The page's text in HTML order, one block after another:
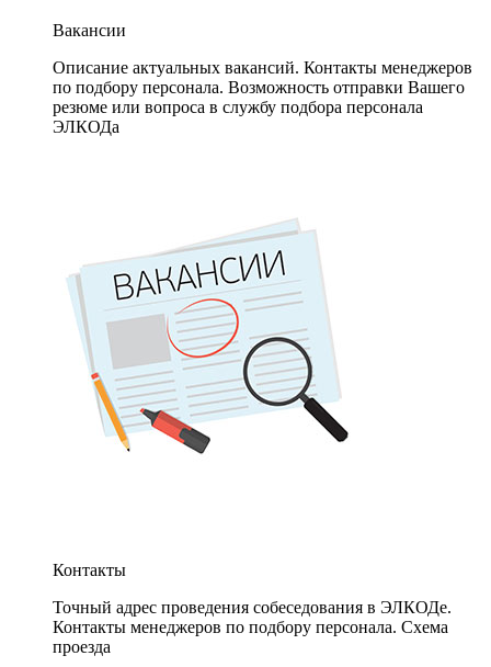
Вакансии
Описание актуальных вакансий. Контакты менеджеров
по подбору персонала. Возможность отправки Вашего
резюме или вопроса в службу подбора персонала
ЭЛКОДа
Контакты
Точный адрес проведения собеседования в ЭЛКОДе.
Контакты менеджеров по подбору персонала. Схема
проезда